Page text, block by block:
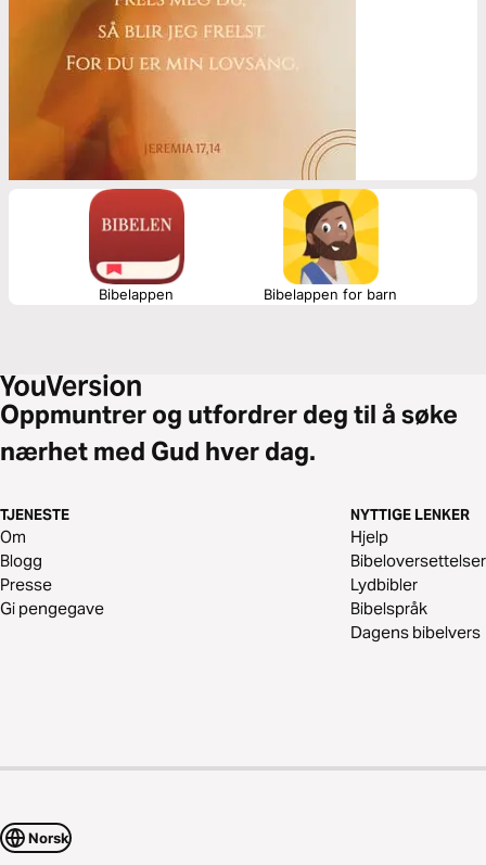
Bibelappen Bibelappen for barn
Oppmuntrer og utfordrer deg til å søke
nærhet med Gud hver dag.
TJENESTE
Om
Blogg
Presse
Gi pengegave
NYTTIGE LENKER
Hjelp
Bibeloversettelser
Lydbibler
Bibelspråk
Dagens bibelvers
Norsk